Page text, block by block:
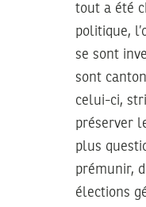
tout a été
politique,
se sont
sont
celui-ci,
préserver
plus
prémunir,
élections